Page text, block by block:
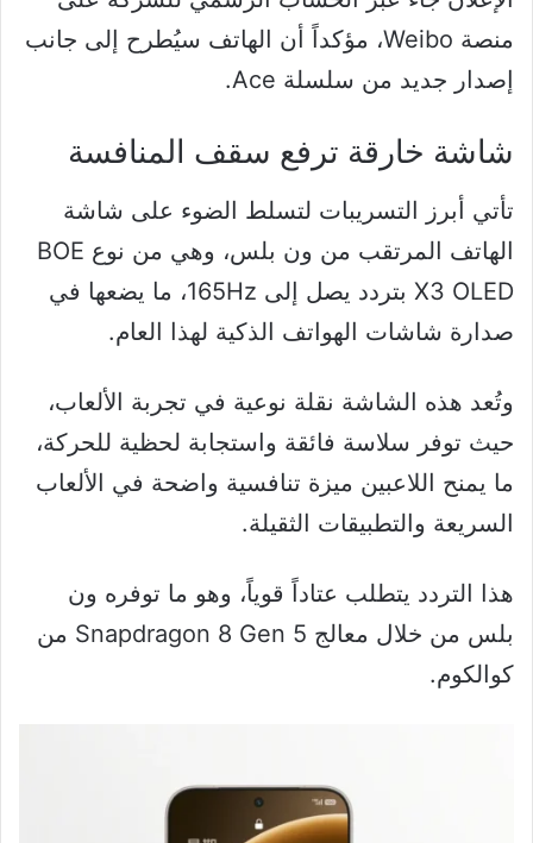
منصة Weibo، مؤكداً أن الهاتف سيُطرح إلى جانب
إصدار جديد من سلسلة Ace.
شاشة خارقة ترفع سقف المنافسة
تأتي أبرز التسريبات لتسلط الضوء على شاشة
الهاتف المرتقب من ون بلس، وهي من نوع BOE
X3 OLED بتردد يصل إلى 165Hz، ما يضعها في
صدارة شاشات الهواتف الذكية لهذا العام.
وتُعد هذه الشاشة نقلة نوعية في تجربة الألعاب،
حيث توفر سلاسة فائقة واستجابة لحظية للحركة،
ما يمنح اللاعبين ميزة تنافسية واضحة في الألعاب
السريعة والتطبيقات الثقيلة.
هذا التردد يتطلب عتاداً قوياً، وهو ما توفره ون
بلس من خلال معالج Snapdragon 8 Gen 5 من
كوالكوم.